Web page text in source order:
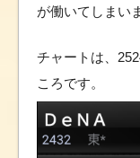
が働いてしまい
チャートは、
ころです。